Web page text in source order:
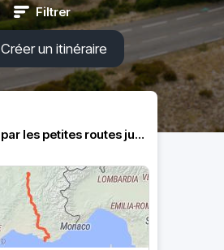
Filtrer
Créer un itinéraire
Bandol Lyon par les petites routes jusque Valence